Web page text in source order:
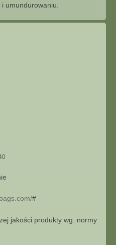
i umundurowaniu.
g
#
jakości produkty wg. normy